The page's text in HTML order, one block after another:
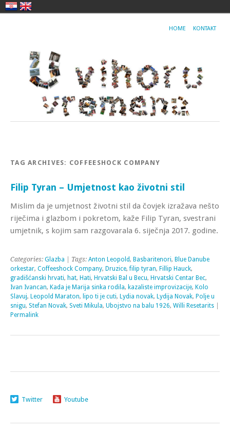
HOME KONTAKT
TAG ARCHIVES: COFFEESHOCK COMPANY
Filip Tyran – Umjetnost kao životni stil
Mislim da je umjetnost životni stil da čovjek izražava nešto
riječima i glazbom i pokretom, kaže Filip Tyran, svestrani
umjetnik, s kojim sam razgovarala 6. siječnja 2017. godine.
Categories: Glazba | Tags: Anton Leopold, Basbaritenori, Blue Danube
orkestar, Coffeeshock Company, Druzice,filip tyran, Fillip Hauck,
gradišćanski hrvati, hat, Hati, Hrvatski Bal u Becu, Hrvatski Centar Bec,
Ivan Ivancan, Kada je Marija sinka rodila, kazaliste improvizacije, Kolo
Slavuj, Leopold Maraton, lipo ti je cuti, Lydia novak, Lydija Novak, Polje u
snigu, Stefan Novak, Sveti Mikula, Ubojstvo na balu 1926, Willi Resetarits
Permalink
Twitter Youtube